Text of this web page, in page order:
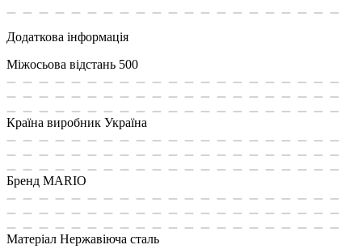
Додаткова інформація
Міжосьова відстань 500
Країна виробник Україна
Бренд MARIO
Матеріал Нержавіюча сталь